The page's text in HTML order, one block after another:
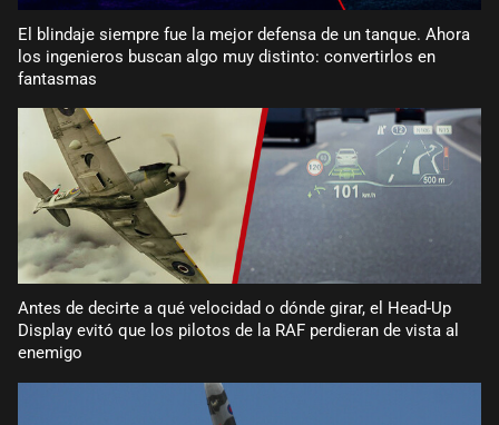
El blindaje siempre fue la mejor defensa de un tanque. Ahora
los ingenieros buscan algo muy distinto: convertirlos en
fantasmas
Antes de decirte a qué velocidad o dónde girar, el Head-Up
Display evitó que los pilotos de la RAF perdieran de vista al
enemigo